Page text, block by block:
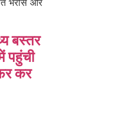
भरोसे और
बस्तर
पहुंची
कर